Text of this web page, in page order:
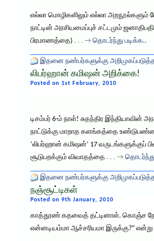
எல்லா மொழிகளிலும் எல்லா அறநூல்களும்
நாட்டின் அரசியமைப்புச் சட்டமும்
பிரமாணத்தை) . . . → தொடர்ந்து படிக்க..
இதனை நண்பர்களுக்கு
லிபர்ஹான் கமிஷன் அறிக்கை!
Posted on 1st February, 2010
டிசம்பர் 6-ம் நாள்! சுதந்திர
நாட்டுக்கு மாறாத களங்கத்தை
‘லிபர்ஹான் கமிஷன்’ 17
சூடுபறக்கும் விவாதத்தை . . . →
இதனை நண்பர்களுக்கு
நஞ்சூட்டிகள்
Posted on 9th January, 2010
காத்தூண் கதவைத் தட்டினாள். கொஞ்ச
என்னடியம்மா ஆச்சரியமா இருக்கு?”